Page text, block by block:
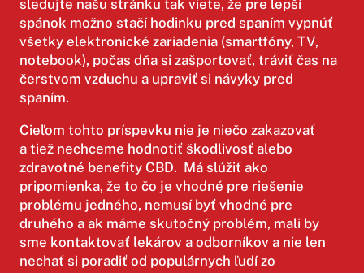
sledujte našu stránku tak viete, že pre lepší
spánok možno stačí hodinku pred spaním vypnúť
všetky elektronické zariadenia (smartfóny, TV,
notebook), počas dňa si zašportovať, tráviť čas na
čerstvom vzduchu a upraviť si návyky pred
spaním.
Cieľom tohto príspevku nie je niečo zakazovať
a tiež nechceme hodnotiť škodlivosť alebo
zdravotné benefity CBD. Má slúžiť ako
pripomienka, že to čo je vhodné pre riešenie
problému jedného, nemusí byť vhodné pre
druhého a ak máme skutočný problém, mali by
sme kontaktovať lekárov a odborníkov a nie len
nechať si poradiť od populárnych ľudí zo